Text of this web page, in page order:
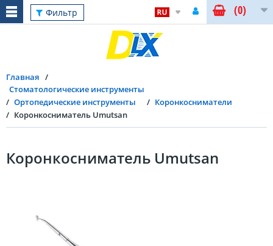
Фильтр (0)
Главная
Стоматологические инструменты
Ортопедические инструменты
Коронкосниматели
Коронкосниматель Umutsan
Коронкосниматель Umutsan